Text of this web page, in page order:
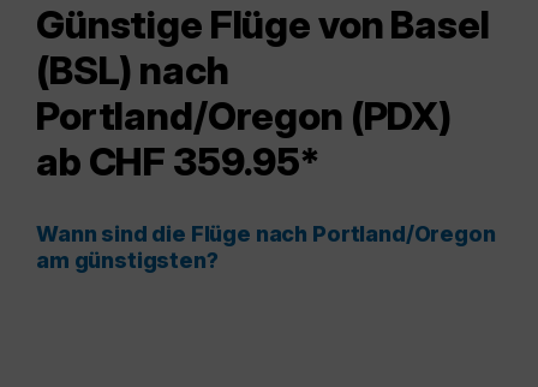
Günstige Flüge von Basel
(BSL) nach
Portland/Oregon (PDX)
ab CHF 359.95*
Wann sind die Flüge nach Portland/Oregon
am günstigsten?